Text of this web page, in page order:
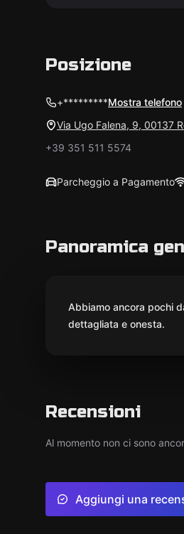
Posizione
+*********Mostra telefono
Via Ugo Falena, 9, 00137
+39 351 511 5574
Parcheggio a Pagamento
Panoramica
Abbiamo ancora pochi
dettagliata e onesta.
Recensioni
Al momento non ci sono
Aggiungi una